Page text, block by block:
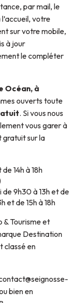
par mail, le
votre
sur votre mobile,
à jour
le compléter
Océan, à
ouverts toute
. Si vous nous
vous garer à
sur la
14h à 18h
de 9h30 à 13h et de
et de 15h à 18h
& Tourisme et
Destination
classé en
bien en